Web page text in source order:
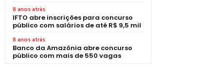
8 anos atrás
IFTO abre inscrições para concurso
público com salários de até R$ 9,5 mil
8 anos atrás
Banco da Amazônia abre concurso
público com mais de 550 vagas